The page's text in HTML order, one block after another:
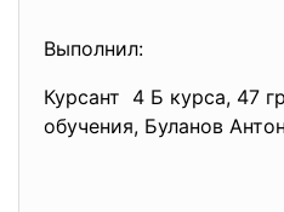
Выполнил:
Курсант 4 Б курса, 47
обучения, Буланов